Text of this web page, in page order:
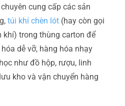
cung cấp các sản
túi khí chèn lót (hay còn gọi
khí) trong thùng carton để
dễ vỡ, hàng hóa nhạy
như đồ hộp, rượu, linh
kho và vận chuyển hàng